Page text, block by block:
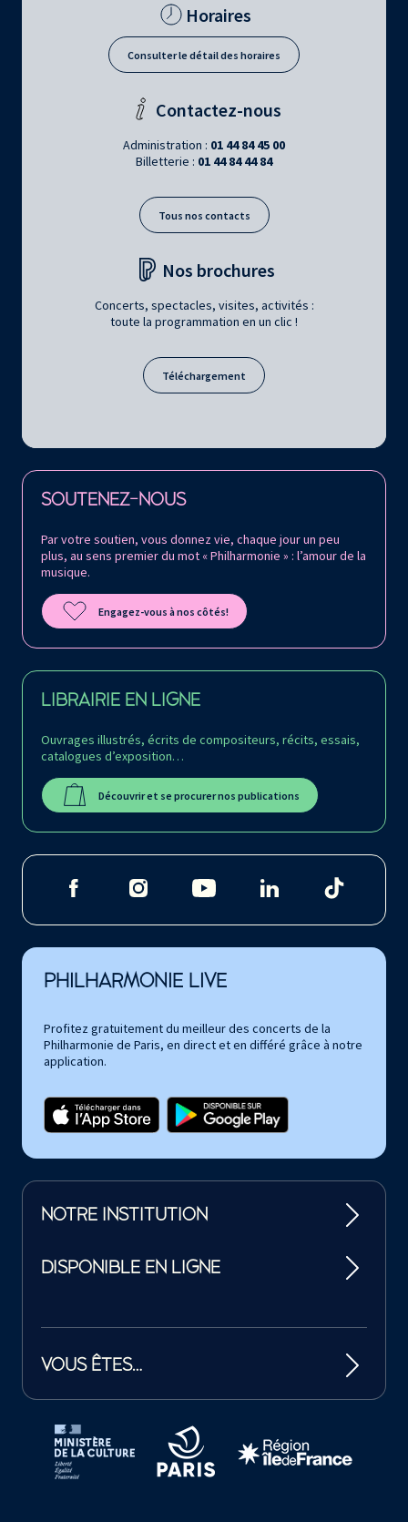
Horaires
Consulter le détail des horaires
Contactez-nous
Administration : 01 44 84 45 00
Billetterie : 01 44 84 44 84
Tous nos contacts
Nos brochures
Concerts, spectacles, visites, activités :
toute la programmation en un clic !
Téléchargement
SOUTENEZ-NOUS
Par votre soutien, vous donnez vie, chaque jour un peu
plus, au sens premier du mot « Philharmonie » : l’amour de la
musique.
Engagez-vous à nos côtés!
LIBRAIRIE EN LIGNE
Ouvrages illustrés, écrits de compositeurs, récits, essais,
catalogues d’exposition…
Découvrir et se procurer nos publications
Retrouvez la Philharmonie de Paris sur
PHILHARMONIE LIVE
Profitez gratuitement du meilleur des concerts de la
Philharmonie de Paris, en direct et en différé grâce à notre
application.
NOTRE INSTITUTION
DISPONIBLE EN LIGNE
VOUS ÊTES…
Tutelles et mécènes de la Philharmonie de Paris